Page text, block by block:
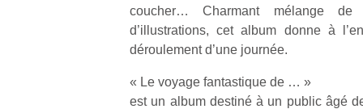
coucher… Charmant mélange de
d’illustrations, cet album donne à
déroulement d’une journée.
« Le voyage fantastique de … »
est un album destiné à un public âgé